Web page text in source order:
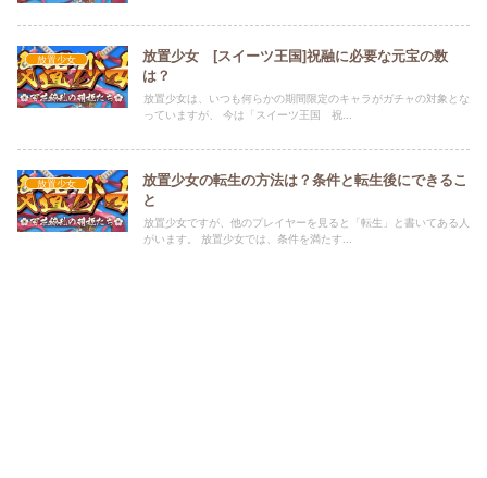
放置少女
放置少女 [スイーツ王国]祝融に必要な元宝の数
は？
放置少女は、いつも何らかの期間限定のキャラがガチャの対象とな
っていますが、 今は「スイーツ王国 祝...
放置少女
放置少女の転生の方法は？条件と転生後にできるこ
と
放置少女ですが、他のプレイヤーを見ると「転生」と書いてある人
がいます。 放置少女では、条件を満たす...